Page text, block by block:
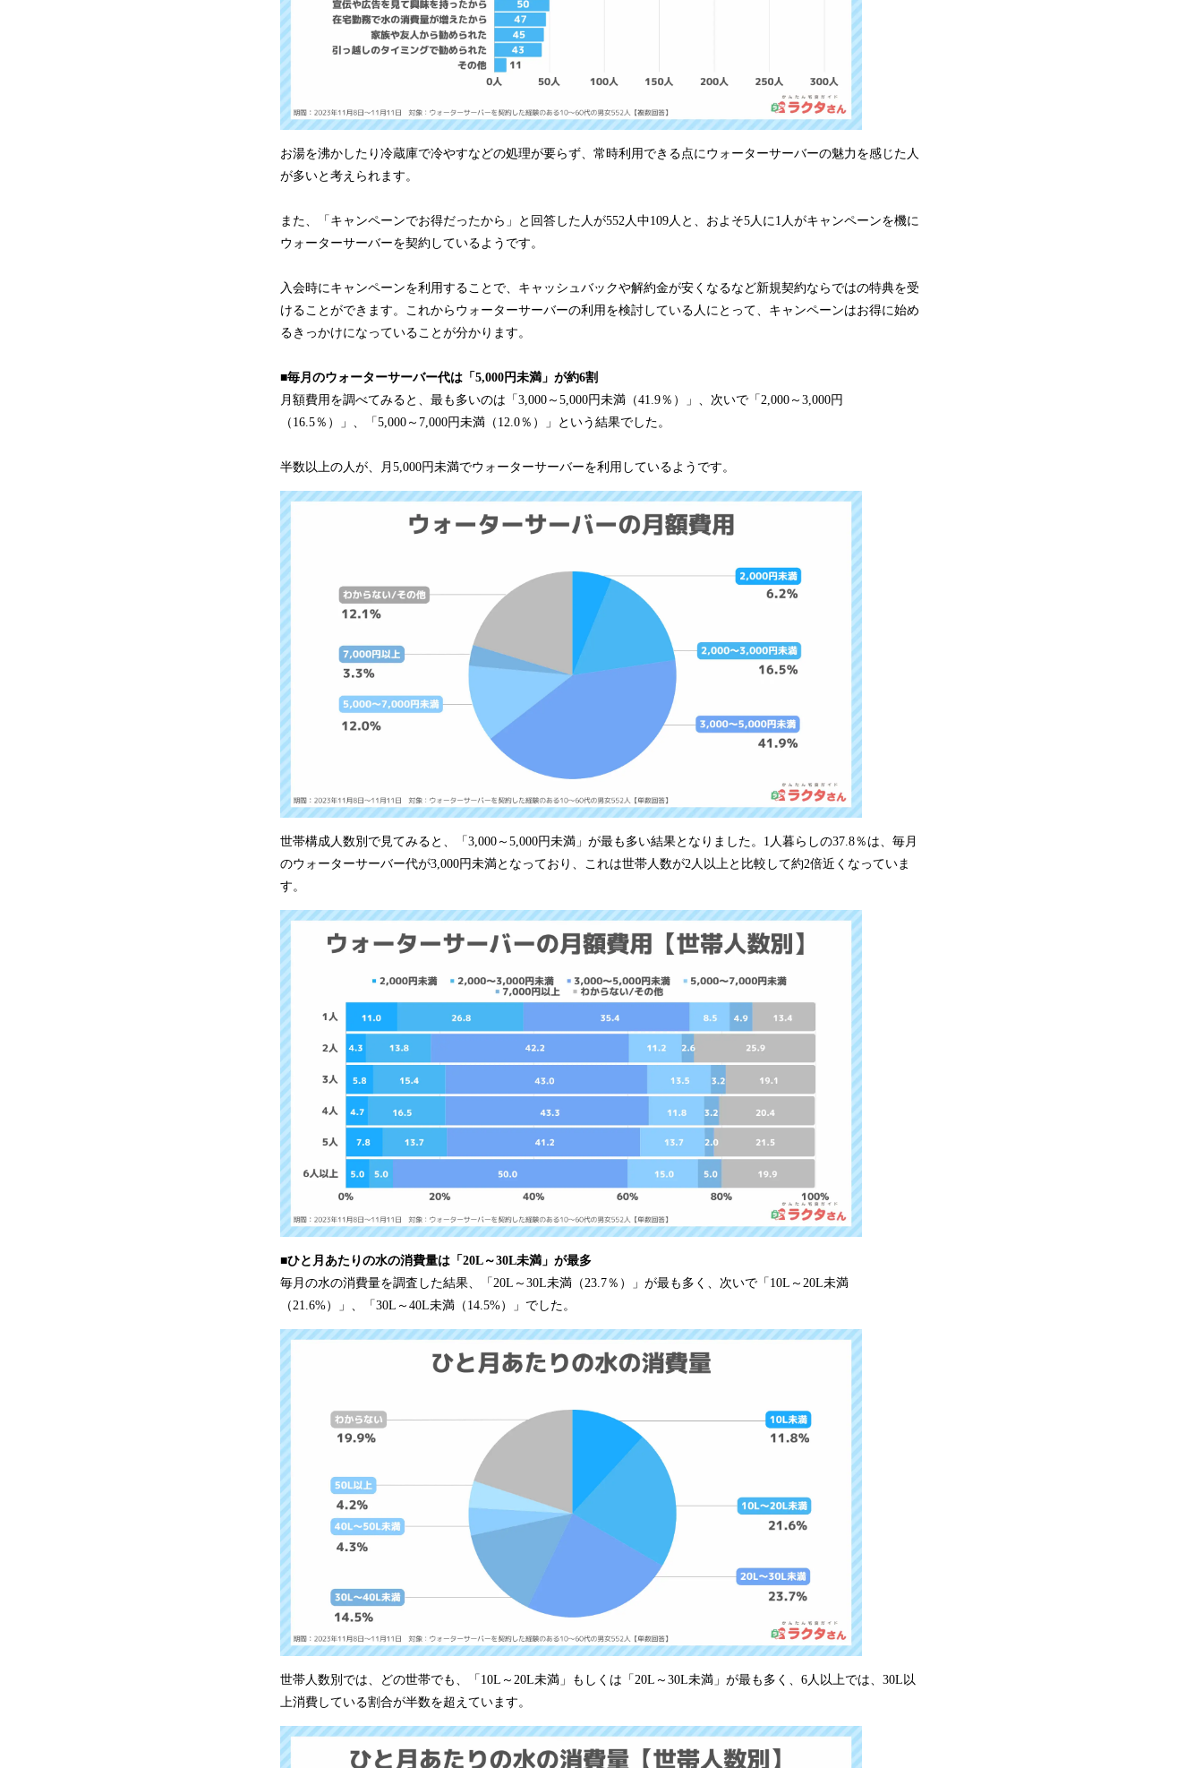
お湯を沸かしたり冷蔵庫で冷やすなどの処理が要らず、常時利用できる点にウォーターサーバーの魅力を感じた人
が多いと考えられます。
また、「キャンペーンでお得だったから」と回答した人が552人中109人と、およそ5人に1人がキャンペーンを機に
ウォーターサーバーを契約しているようです。
入会時にキャンペーンを利用することで、キャッシュバックや解約金が安くなるなど新規契約ならではの特典を受
けることができます。これからウォーターサーバーの利用を検討している人にとって、キャンペーンはお得に始め
るきっかけになっていることが分かります。
■毎月のウォーターサーバー代は「5,000円未満」が約6割
月額費用を調べてみると、最も多いのは「3,000～5,000円未満（41.9％）」、次いで「2,000～3,000円
（16.5％）」、「5,000～7,000円未満（12.0％）」という結果でした。
半数以上の人が、月5,000円未満でウォーターサーバーを利用しているようです。
世帯構成人数別で見てみると、「3,000～5,000円未満」が最も多い結果となりました。1人暮らしの37.8％は、毎月
のウォーターサーバー代が3,000円未満となっており、これは世帯人数が2人以上と比較して約2倍近くなっていま
す。
■ひと月あたりの水の消費量は「20L～30L未満」が最多
毎月の水の消費量を調査した結果、「20L～30L未満（23.7％）」が最も多く、次いで「10L～20L未満
（21.6%）」、「30L～40L未満（14.5%）」でした。
世帯人数別では、どの世帯でも、「10L～20L未満」もしくは「20L～30L未満」が最も多く、6人以上では、30L以
上消費している割合が半数を超えています。